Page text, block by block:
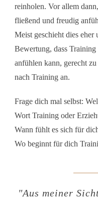
reinholen. Vor allem
fließend und freudig
Meist geschieht dies eher
Bewertung, dass
anfühlen kann, gerecht
nach Training an.
Frage dich mal selbst:
Wort Training oder
Wann fühlt es sich für
Wo beginnt für dich
"Aus meiner